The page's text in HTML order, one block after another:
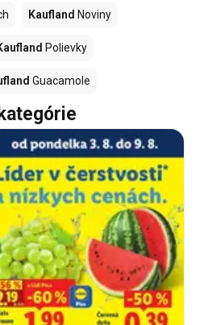
Kaufland Noviny
Polievky
Guacamole